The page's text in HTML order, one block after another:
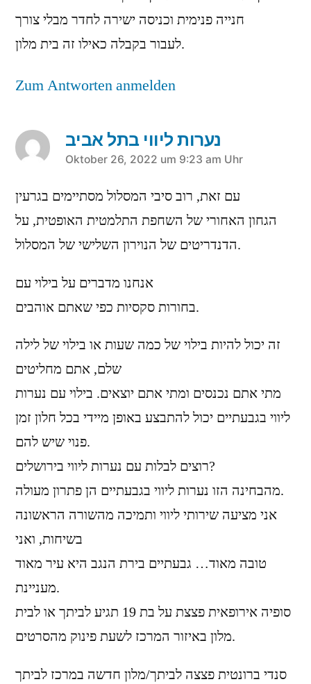
חנייה פנימית וכניסה ישירה לחדר מבלי צורך
לעבור בקבלה כאילו זה בית מלון.
Zum Antworten anmelden
נערות ליווי בתל אביב
sagt:
Oktober 26, 2022 um 9:23 am Uhr
עם זאת, רוב סיבי המסלול מסתיימים בגרעין
הגחון האחורי של השחפת התלמטית האופטית, על
הדנדריטים של הנוירון השלישי של המסלול.
אנחנו מדברים על בילוי עם
בחורות סקסיות כפי שאתם אוהבים.
זה יכול להיות בילוי של כמה שעות או בילוי של לילה
שלם, אתם מחליטים
מתי אתם נכנסים ומתי אתם יוצאים. בילוי עם נערות
ליווי בגבעתיים יכול להתבצע באופן מיידי בכל חלון זמן
פנוי שיש להם.
רוצים לבלות עם נערות ליווי בירושלים?
מהבחינה הזו נערות ליווי בגבעתיים הן פתרון מעולה.
אני מציעה שירותי ליווי ותמיכה מהשורה הראשונה
בשיחות, ואני
טובה מאוד… גבעתיים בירת הנגב היא עיר מאוד
מעניינת.
סופיה אירופאית פצצת על בת 19 תגיע לביתך או לבית
מלון באיזור המרכז לשעת פינוק מהסרטים.
סנדי ברונטית פצצה לביתך/מלון חדשה במרכז לביתך